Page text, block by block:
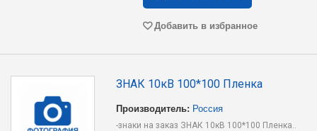
Добавить в избранное
ЗНАК 10кВ 100*100 Пленка
Производитель: Россия
-знаки на заказ ЗНАК 10кВ 100*100 Пленка..